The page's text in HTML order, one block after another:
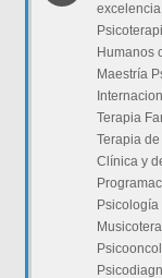
Humanos
Maestría
Terapia
Terapia
Clínica y